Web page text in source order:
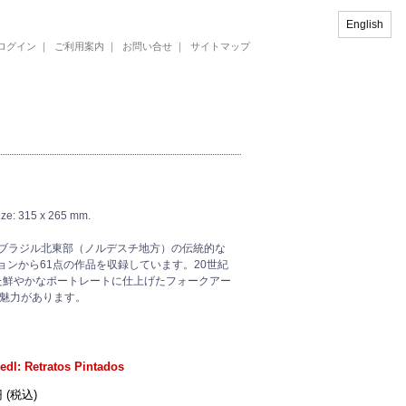
グイン ｜ ご利用案内 ｜ お問い合せ ｜ サイトマップ
315 x 265 mm.
ラジル北東部（ノルデスチ地方）の伝統的な
ンから61点の作品を収録しています。20世紀
やかなポートレートに仕上げたフォークアー
力があります。
Retratos Pintados
(税込)
English